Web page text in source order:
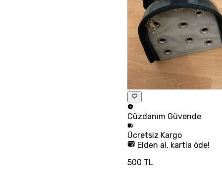
Cüzdanım Güvende
Ücretsiz Kargo
Elden al, kartla öde!
500 TL